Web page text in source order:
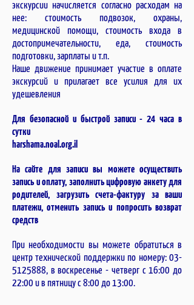
экскурсии начисляется согласно расходам на
нее: стоимость подвозок, охраны,
медицинской помощи, стоимость входа в
достопримечательности, еда, стоимость
подготовки, зарплаты и т.п.
Наше движение принимает участие в оплате
экскурсий и прилагает все усилия для их
удешевления
Для безопасной и быстрой записи - 24 часа в
сутки
harshama.noal.org.il
На сайте для записи вы можете осуществить
запись и оплату, заполнить цифровую анкету для
родителей, загрузить счета-фактуру за ваши
платежи, отменить запись и попросить возврат
средств
При необходимости вы можете обратиться в
центр технической поддержки по номеру: 03-
5125888, в воскресенье - четверг с 16:00 до
22:00 и в пятницу с 8:00 до 13:00.